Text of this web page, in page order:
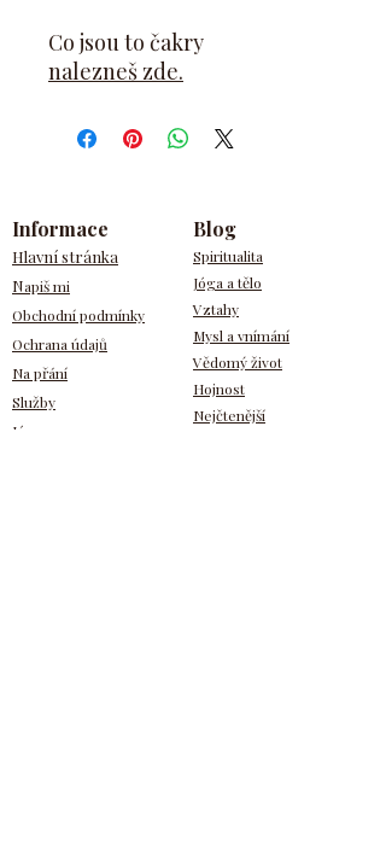
Co jsou to čakry
nalezneš zde.
Informace
Hlavní stránka
Napiš mi
Obchodní podmínky
Ochrana údajů
Na přání
Služby
Jóga
Blog
Spiritualita
Jóga a tělo
Vztahy
Mysl a vnímání
Vědomý život
Hojnost
Nejčtenější